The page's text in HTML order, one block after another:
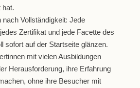
hat.
nach Vollständigkeit: Jede
Zertifikat und jede Facette des
sofort auf der Startseite glänzen.
mit vielen Ausbildungen
Herausforderung, ihre Erfahrung
ohne ihre Besucher mit